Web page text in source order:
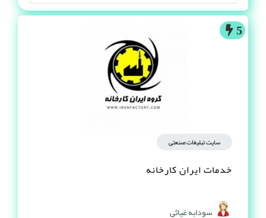
5
سایت تبلیغات صنعتی
خدمات ایران کارخانه
سودابه غیاثی